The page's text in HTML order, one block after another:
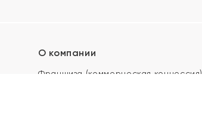
О компании
Франшиза (коммерческая концессия)